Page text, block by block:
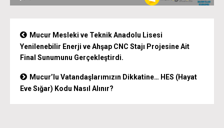
Mucur Mesleki ve Teknik Anadolu Lisesi
Yenilenebilir Enerji ve Ahşap CNC Stajı Projesine Ait
Final Sunumunu Gerçekleştirdi.
Mucur’lu Vatandaşlarımızın Dikkatine… HES (Hayat
Eve Sığar) Kodu Nasıl Alınır?